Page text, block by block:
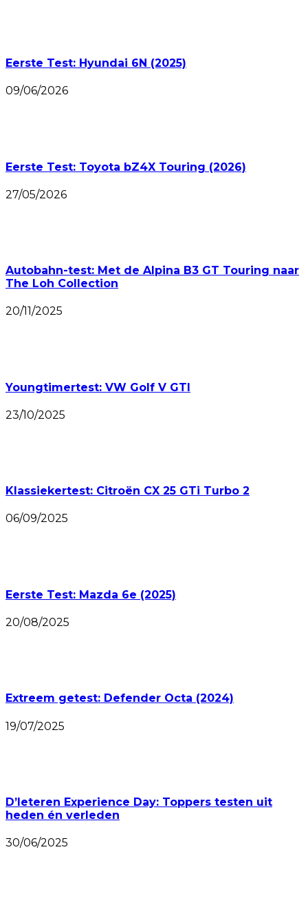
Eerste Test: Hyundai 6N (2025)
09/06/2026
Eerste Test: Toyota bZ4X Touring (2026)
27/05/2026
Autobahn-test: Met de Alpina B3 GT Touring naar
The Loh Collection
20/11/2025
Youngtimertest: VW Golf V GTI
23/10/2025
Klassiekertest: Citroën CX 25 GTi Turbo 2
06/09/2025
Eerste Test: Mazda 6e (2025)
20/08/2025
Extreem getest: Defender Octa (2024)
19/07/2025
D’Ieteren Experience Day: Toppers testen uit
heden én verleden
30/06/2025